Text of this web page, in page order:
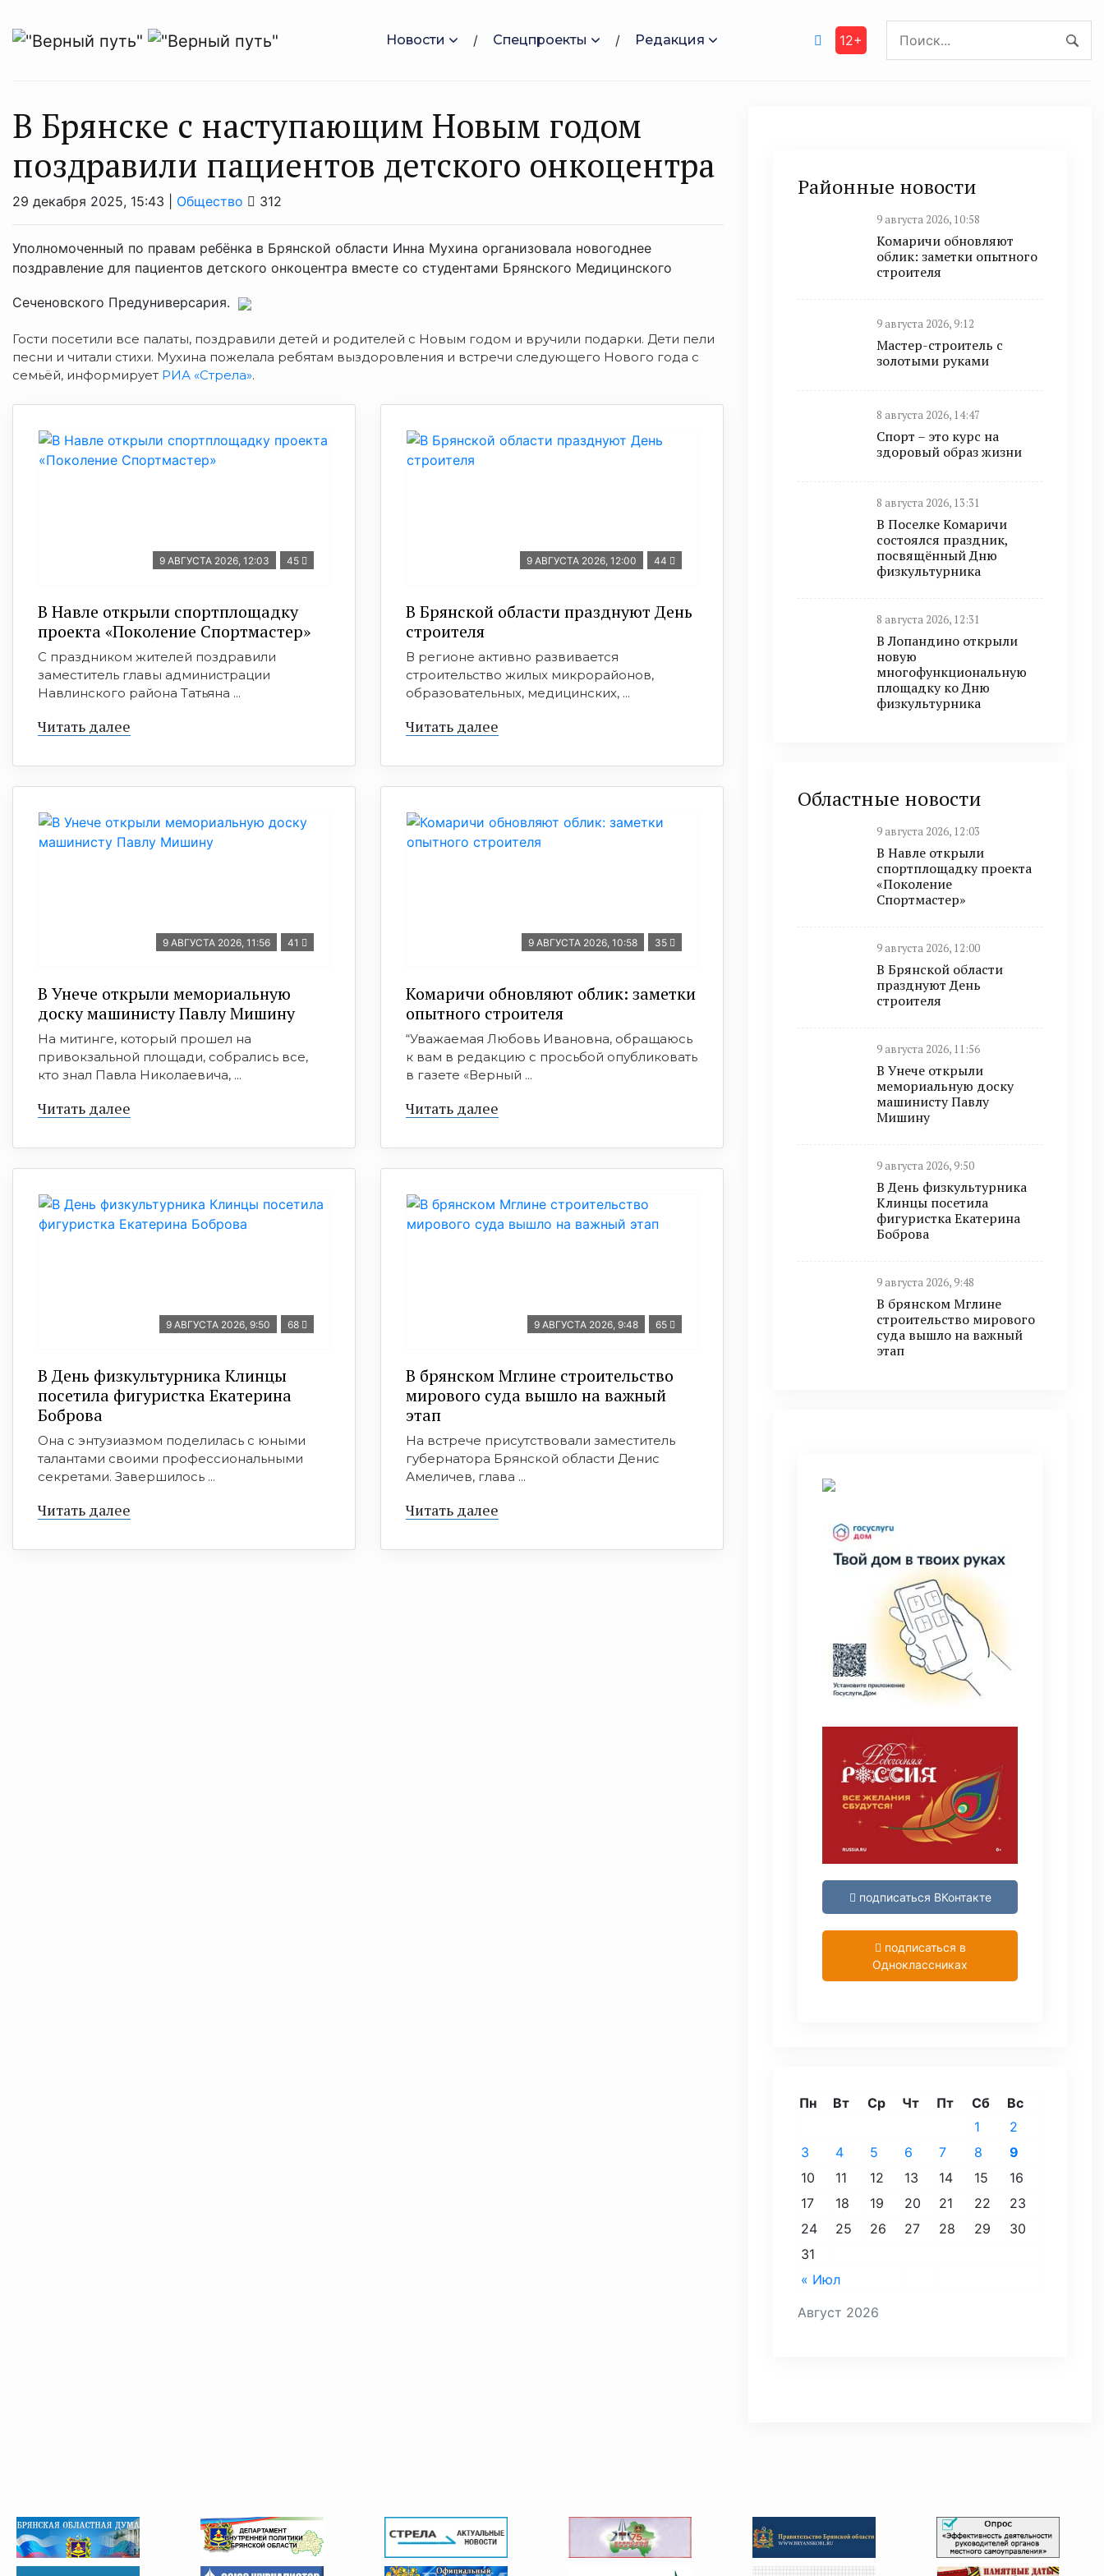
Новости Спецпроекты Редакция 12+
В Брянске с наступающим Новым годом
поздравили пациентов детского онкоцентра
29 декабря 2025, 15:43 | Общество 312
Уполномоченный по правам ребёнка в Брянской области Инна Мухина организовала новогоднее
поздравление для пациентов детского онкоцентра вместе со студентами Брянского Медицинского
Сеченовского Предуниверсария.
Гости посетили все палаты, поздравили детей и родителей с Новым годом и вручили подарки. Дети пели
песни и читали стихи. Мухина пожелала ребятам выздоровления и встречи следующего Нового года с
семьёй, информирует РИА «Стрела».
9 АВГУСТА 2026, 12:03 45
В Навле открыли спортплощадку
проекта «Поколение Спортмастер»
С праздником жителей поздравили
заместитель главы администрации
Навлинского района Татьяна ...
Читать далее
9 АВГУСТА 2026, 12:00 44
В Брянской области празднуют День
строителя
В регионе активно развивается
строительство жилых микрорайонов,
образовательных, медицинских, ...
Читать далее
9 АВГУСТА 2026, 11:56 41
В Унече открыли мемориальную
доску машинисту Павлу Мишину
На митинге, который прошел на
привокзальной площади, собрались все,
кто знал Павла Николаевича, ...
Читать далее
9 АВГУСТА 2026, 10:58 35
Комаричи обновляют облик: заметки
опытного строителя
“Уважаемая Любовь Ивановна, обращаюсь
к вам в редакцию с просьбой опубликовать
в газете «Верный ...
Читать далее
9 АВГУСТА 2026, 9:50 68
В День физкультурника Клинцы
посетила фигуристка Екатерина
Боброва
Она с энтузиазмом поделилась с юными
талантами своими профессиональными
секретами. Завершилось ...
Читать далее
9 АВГУСТА 2026, 9:48 65
В брянском Мглине строительство
мирового суда вышло на важный
этап
На встрече присутствовали заместитель
губернатора Брянской области Денис
Амеличев, глава ...
Читать далее
Районные новости
9 августа 2026, 10:58
Комаричи обновляют
облик: заметки опытного
строителя
9 августа 2026, 9:12
Мастер-строитель с
золотыми руками
8 августа 2026, 14:47
Спорт – это курс на
здоровый образ жизни
8 августа 2026, 13:31
В Поселке Комаричи
состоялся праздник,
посвящённый Дню
физкультурника
8 августа 2026, 12:31
В Лопандино открыли
новую
многофункциональную
площадку ко Дню
физкультурника
Областные новости
9 августа 2026, 12:03
В Навле открыли
спортплощадку проекта
«Поколение
Спортмастер»
9 августа 2026, 12:00
В Брянской области
празднуют День
строителя
9 августа 2026, 11:56
В Унече открыли
мемориальную доску
машинисту Павлу
Мишину
9 августа 2026, 9:50
В День физкультурника
Клинцы посетила
фигуристка Екатерина
Боброва
9 августа 2026, 9:48
В брянском Мглине
строительство мирового
суда вышло на важный
этап
подписаться ВКонтакте
подписаться в
Одноклассниках
Август 2026
Пн Вт Ср Чт Пт Сб Вс
« Июл
1
2
3
4 5 6 7 8
9
10
11 12 13 14 15
16
17
18 19 20 21 22
23
24
25 26 27 28 29
30
31